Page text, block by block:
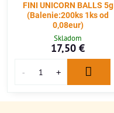
FINI UNICORN BALLS 5g
(Balenie:200ks 1ks od
0,08eur)
Skladom
17,50 €